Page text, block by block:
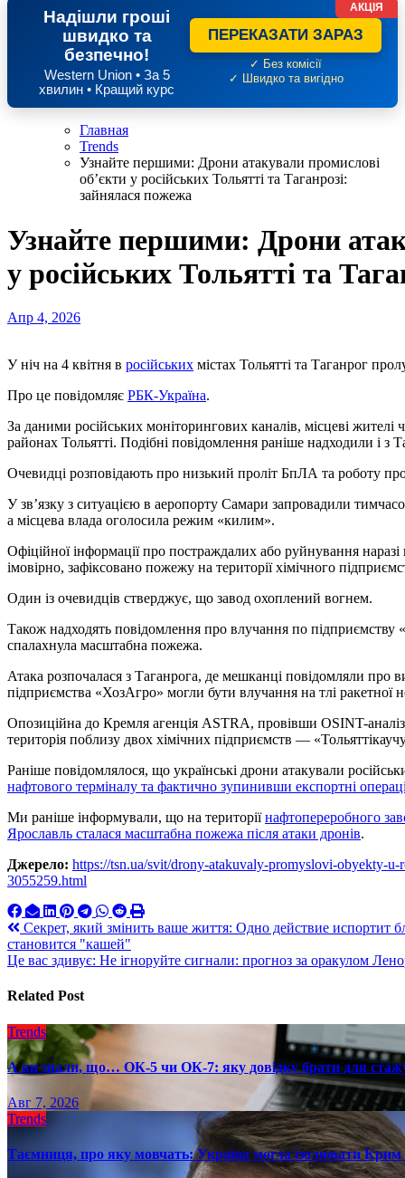
Надішли гроші
швидко та
безпечно!
Western Union • За 5
хвилин • Кращий курс
ПЕРЕКАЗАТИ ЗАРАЗ
✓ Без комісії
✓ Швидко та вигідно
АКЦІЯ
Главная
Trends
Узнайте першими: Дрони атакували промислові
обʼєкти у російських Тольятті та Таганрозі:
зайнялася пожежа
Узнайте першими: Дрони
у російських Тольятті та
Апр 4, 2026
У ніч на 4 квітня в російських містах Тольятті та Таганрог
Про це повідомляє РБК-Україна.
За даними російських моніторингових каналів, місцеві жителі
районах Тольятті. Подібні повідомлення раніше надходили і з
Очевидці розповідають про низький проліт БпЛА та роботу
У зв’язку з ситуацією в аеропорту Самари запровадили
а місцева влада оголосила режим «килим».
Офіційної інформації про постраждалих або руйнування
імовірно, зафіксовано пожежу на території хімічного
Один із очевидців стверджує, що завод охоплений вогнем.
Також надходять повідомлення про влучання по підприємству
спалахнула масштабна пожежа.
Атака розпочалася з Таганрога, де мешканці повідомляли про
підприємства «ХозАгро» могли бути влучання на тлі ракетної
Опозиційна до Кремля агенція ASTRA, провівши OSINT-
територія поблизу двох хімічних підприємств —
Раніше повідомлялося, що українські дрони атакували
нафтового терміналу та фактично зупинивши експортні
Ми раніше інформували, що на територіїнафтопереробного
Ярославль сталася масштабна пожежа після атаки дронів.
Джерело: https://tsn.ua/svit/drony-atakuvaly-promyslovi-obyekty-
3055259.html
Навигация
по
Секрет, який змінить ваше життя: Одно действие испортит
становится "кашей"
Це вас здивує: Не ігноруйте сигнали: прогноз за оракулом
Related Post
Trends
А ви знали, що… ОК-5 чи ОК-7: яку довідку брати для
Авг 7, 2026
Trends
Таємниця, про яку мовчать: Україна могла ізолювати